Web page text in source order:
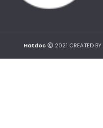
Hatdoc 2021 CREATED BY